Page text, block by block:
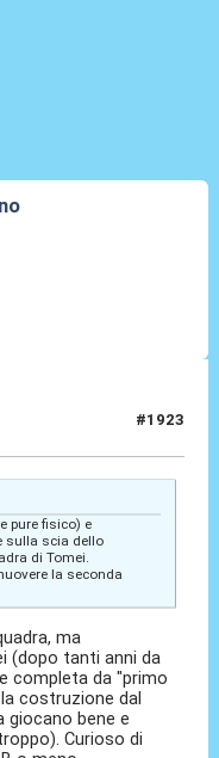
#1923
pure fisico) e
sulla scia dello
di Tomei.
la seconda
ma
(dopo tanti anni da
completa da "primo
costruzione dal
giocano bene e
Curioso di